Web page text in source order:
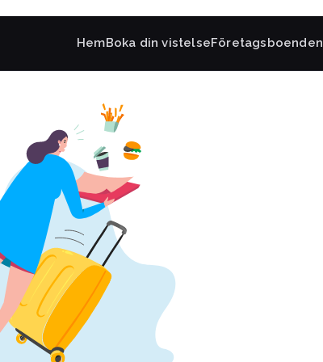
HemBoka din vistelseFöretagsboenden